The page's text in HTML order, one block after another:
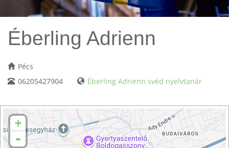
Éberling Adrienn
Pécs
06205427904
Éberling Adrienn svéd nyelvtanár
+
-